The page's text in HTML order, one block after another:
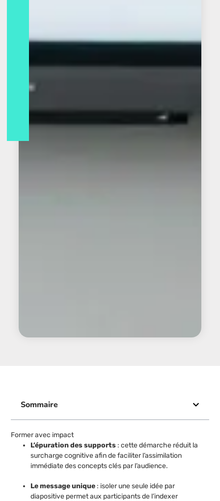
Sommaire
Former avec impact
L’épuration des supports : cette démarche réduit la
surcharge cognitive afin de faciliter l’assimilation
immédiate des concepts clés par l’audience.
Le message unique : isoler une seule idée par
diapositive permet aux participants de l’indexer